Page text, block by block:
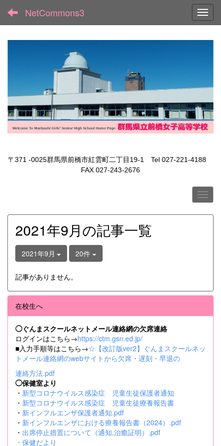
NetCommons3
〒371 -0025群馬県前橋市紅雲町二丁目19-1 Tel 027-221-4188
FAX 027-243-2676
2021年9月の記事一覧
2021年9月 20件
記事がありません。
在校生へ
◯ぐんまスクールネットメール連絡網の欠席連絡
ログインはこちら→https://ctm.gsn.ed.jp/
■入力手順等はこちら→☆【改訂版ver2】ぐんまスクールネッ
トメール連絡網のwebサイトから欠席・遅刻・早退の
連絡方法.pdf
◯保健室より
・ 新型コロナウイルス感染症 児童生徒保護者通知
・ 新型コロナウイルス感染症 児童生徒療養報告書
・ 新インフルエンザ保護者通知.pdf
・ 新インフルエンザにおける療養報告書（2024）.pdf
・ 出席停止措置について（通知,治癒証明）.pdf
・ 保健だより